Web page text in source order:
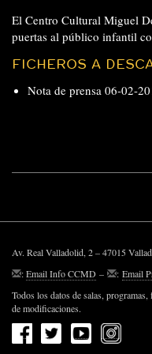
El Centro Cultural Miguel
puertas al público infantil
FICHEROS A
Nota de prensa 06-02-
Av. Real Valladolid, 2 – 47015
:Email Info CCMD – : Email
Todos los datos de salas, programas,
de modificaciones.